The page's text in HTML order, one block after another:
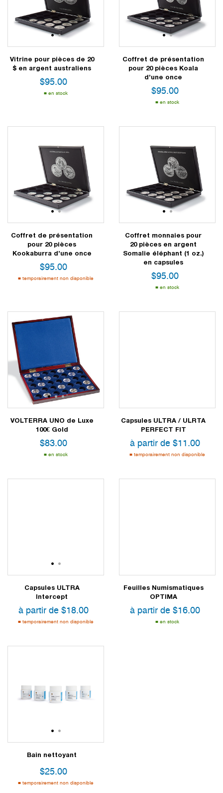
12
Vitrine pour pièces de 20
$ en argent australiens
$95.00
en stock
12
Coffret de présentation
pour 20 pièces Koala
d’une once
$95.00
en stock
12
Coffret de présentation
pour 20 pièces
Kookaburra d’une once
$95.00
temporairement non disponible
12
Coffret monnaies pour
20 pièces en argent
Somalie éléphant (1 oz.)
en capsules
$95.00
en stock
123
VOLTERRA UNO de Luxe
100€ Gold
$83.00
en stock
Capsules ULTRA / ULRTA
PERFECT FIT
à partir de $11.00
temporairement non disponible
1 2
Capsules ULTRA
Intercept
à partir de $18.00
temporairement non disponible
Feuilles Numismatiques
OPTIMA
à partir de $16.00
en stock
1 2
Bain nettoyant
$25.00
temporairement non disponible